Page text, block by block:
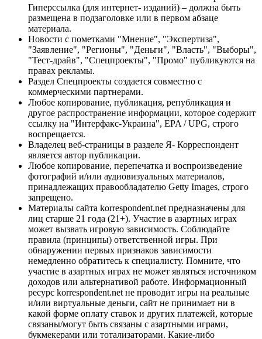
Гиперссылка (для интернет- изданий) – должна быть
размещена в подзаголовке или в первом абзаце
материала.
Новости с пометками "Мнение", "Экспертиза",
"Заявление", "Регионы", "Деньги", "Власть", "Выборы",
"Тест-драйв", "Спецпроекты", "Промо" публикуются на
правах рекламы.
Раздел Спецпроекты создается совместно с
коммерческими партнерами.
Любое копирование, публикация, републикация и
другое распространение информации, которое содержит
ссылку на "Интерфакс-Украина", EPA / UPG, строго
воспрещается.
Владелец веб-страницы в разделе Я- Корреспондент
является автор публикации.
Любое копирование, перепечатка и воспроизведение
фотографий и/или аудиовизуальных материалов,
принадлежащих правообладателю Getty Images, строго
запрещено.
Материалы сайта korrespondent.net предназначены для
лиц старше 21 года (21+). Участие в азартных играх
может вызвать игровую зависимость. Соблюдайте
правила (принципы) ответственной игры. При
обнаружении первых признаков зависимости
немедленно обратитесь к специалисту. Помните, что
участие в азартных играх не может являться источником
доходов или альтернативой работе. Информационный
ресурс korrespondent.net не проводит игры на реальные
и/или виртуальные деньги, сайт не принимает ни в
какой форме оплату ставок и других платежей, которые
связаны/могут быть связаны с азартными играми,
букмекерами или тотализаторами. Какие-либо